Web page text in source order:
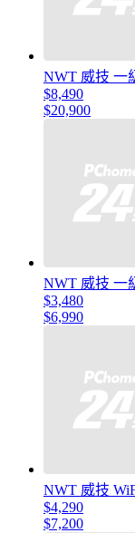
NWT 威技 一
$8,490
$20,900
NWT 威技 一
$3,480
$6,990
NWT 威技
$4,290
$7,200